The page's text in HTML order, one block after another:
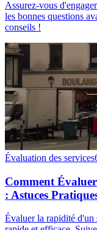
Assurez-vous
les bonnes questions
conseils !
Évaluation des services
Comment
: Astuces
Évaluer la rapidité d'un